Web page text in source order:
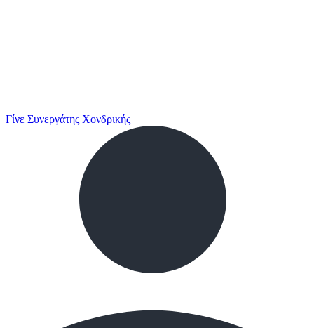
Γίνε Συνεργάτης Χονδρικής